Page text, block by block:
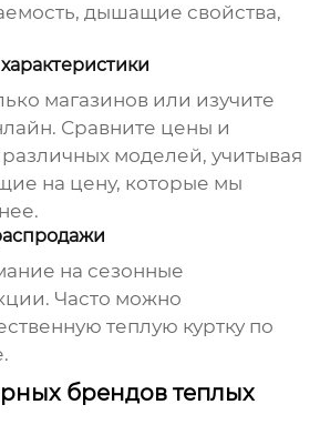
дышащие свойства,
магазинов или изучите
Сравните цены и
моделей, учитывая
на цену, которые мы
на сезонные
Часто можно
теплую куртку по
брендов теплых